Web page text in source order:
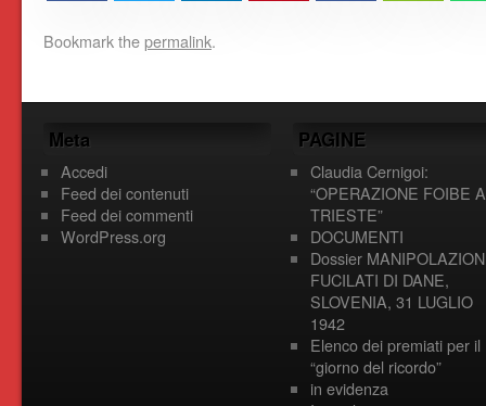
Bookmark thepermalink.
Meta
Accedi
Feed dei contenuti
Feed dei commenti
WordPress.org
PAGINE
Claudia Cernigoi:
“OPERAZIONE FOIBE A
TRIESTE”
DOCUMENTI
Dossier
FUCILATI DI DANE,
SLOVENIA, 31 LUGLIO
1942
Elenco dei premiati per il
“giorno del ricordo”
in evidenza